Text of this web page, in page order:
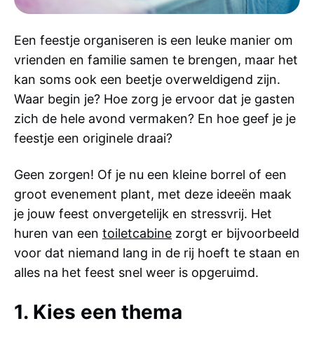
Een feestje organiseren is een leuke manier om
vrienden en familie samen te brengen, maar het
kan soms ook een beetje overweldigend zijn.
Waar begin je? Hoe zorg je ervoor dat je gasten
zich de hele avond vermaken? En hoe geef je je
feestje een originele draai?
Geen zorgen! Of je nu een kleine borrel of een
groot evenement plant, met deze ideeën maak
je jouw feest onvergetelijk en stressvrij. Het
huren van een toiletcabine zorgt er bijvoorbeeld
voor dat niemand lang in de rij hoeft te staan en
alles na het feest snel weer is opgeruimd.
1. Kies een thema